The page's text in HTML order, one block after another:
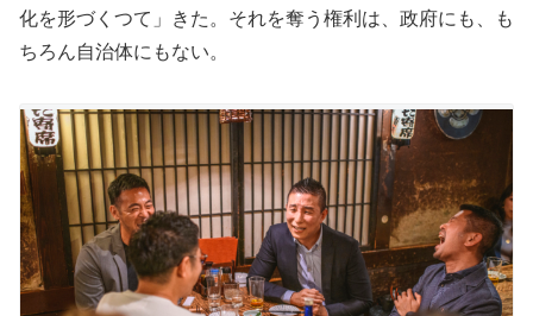
化を形づくつて」きた。それを奪う権利は、政府にも、も
ちろん自治体にもない。